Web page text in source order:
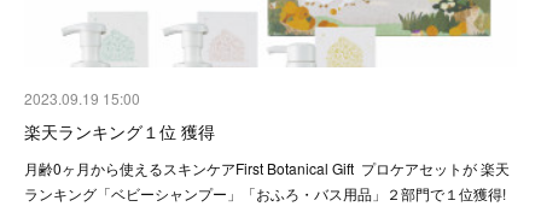
2023.09.19 15:00
楽天ランキング１位 獲得
月齢0ヶ月から使えるスキンケアFirst Botanical Gift プロケアセットが 楽天
ランキング「ベビーシャンプー」「おふろ・バス用品」２部門で１位獲得!